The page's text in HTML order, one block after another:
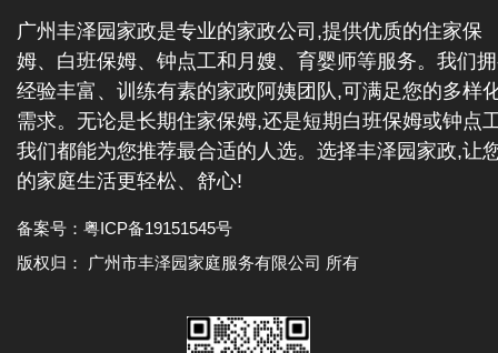
广州丰泽园家政是专业的家政公司,提供优质的住家保
姆、白班保姆、钟点工和月嫂、育婴师等服务。我们
经验丰富、训练有素的家政阿姨团队,可满足您的多样
需求。无论是长期住家保姆,还是短期白班保姆或钟点
我们都能为您推荐最合适的人选。选择丰泽园家政,让
的家庭生活更轻松、舒心!
备案号： 粤ICP备19151545号
版权归： 广州市丰泽园家庭服务有限公司 所有